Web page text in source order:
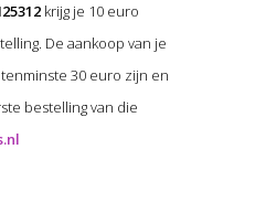
krijg je 10 euro
De aankoop van je
30 euro zijn en
bestelling van die